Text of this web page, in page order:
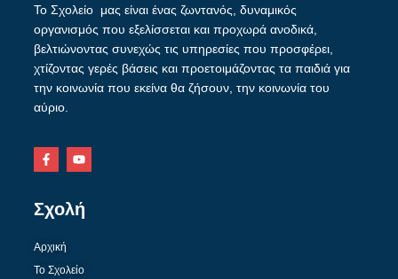
Το Σχολείο μας είναι ένας ζωντανός, δυναμικός
οργανισμός που εξελίσσεται και προχωρά ανοδικά,
βελτιώνοντας συνεχώς τις υπηρεσίες που προσφέρει,
χτίζοντας γερές βάσεις και προετοιμάζοντας τα παιδιά για
την κοινωνία που εκείνα θα ζήσουν, την κοινωνία του
αύριο.
Σχολή
Αρχική
Το Σχολείο